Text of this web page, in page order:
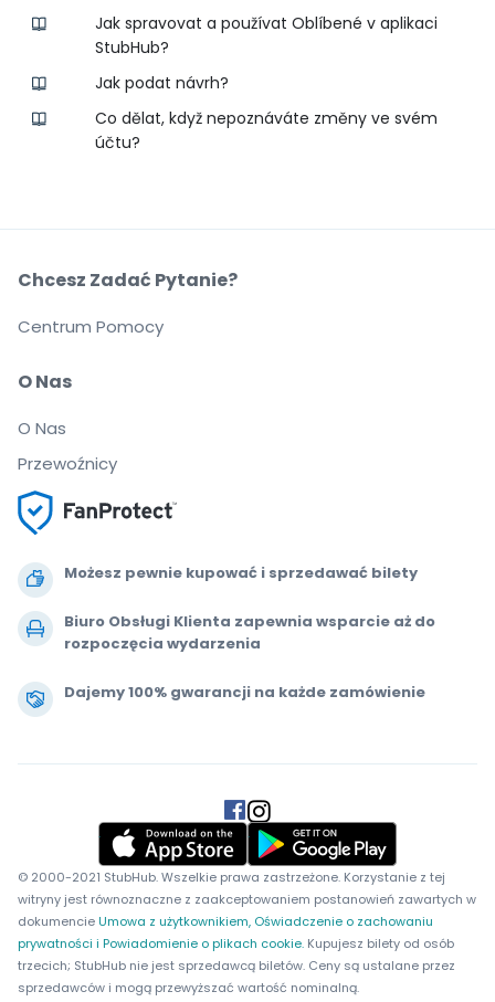
Jak spravovat a používat Oblíbené v aplikaci
StubHub?
Jak podat návrh?
Co dělat, když nepoznáváte změny ve svém
účtu?
Możesz pewnie kupować i sprzedawać bilety
Biuro Obsługi Klienta zapewnia wsparcie aż do
rozpoczęcia wydarzenia
Dajemy 100% gwarancji na każde zamówienie
O Nas
O Nas
Przewoźnicy
Chcesz Zadać Pytanie?
Centrum Pomocy
© 2000-2021 StubHub. Wszelkie prawa zastrzeżone. Korzystanie z tej
witryny jest równoznaczne z zaakceptowaniem postanowień zawartych w
dokumencie Umowa z użytkownikiem, Oświadczenie o zachowaniu
prywatności i Powiadomienie o plikach cookie. Kupujesz bilety od osób
trzecich; StubHub nie jest sprzedawcą biletów. Ceny są ustalane przez
sprzedawców i mogą przewyższać wartość nominalną.
.
.
.